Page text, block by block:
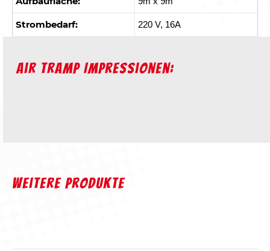
Strombedarf: 220 V, 16A
Air Tramp Impressionen:
weitere Produkte